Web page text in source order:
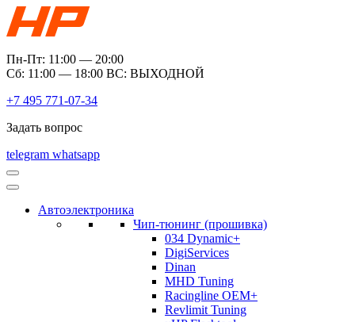
Пн-Пт: 11:00 — 20:00
Сб: 11:00 — 18:00 ВС: ВЫХОДНОЙ
+7 495 771-07-34
Задать вопрос
telegram whatsapp
Автоэлектроника
Чип-тюнинг (прошивка)
034 Dynamic+
DigiServices
Dinan
MHD Tuning
Racingline OEM+
Revlimit Tuning